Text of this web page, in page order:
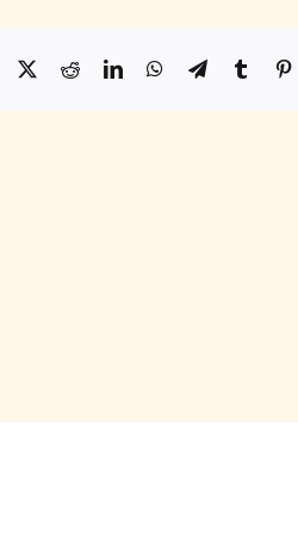
X RedditLinkedInWhatsApp
TelegramTumblr